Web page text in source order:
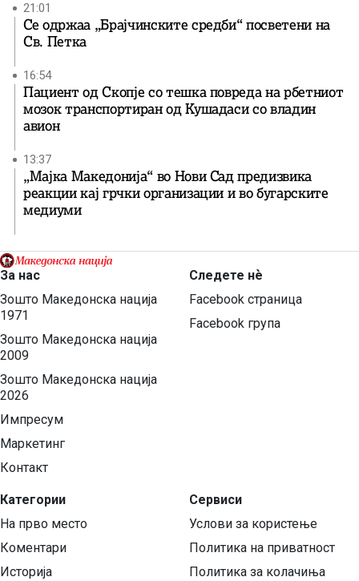
21:01
Се одржаа „Брајчинските средби“ посветени на
Св. Петка
16:54
Пациент од Скопје со тешка повреда на рбетниот
мозок транспортиран од Кушадаси со владин
авион
13:37
„Мајка Македонија“ во Нови Сад предизвика
реакции кај грчки организации и во бугарските
медиуми
За нас
Зошто Македонска нација
1971
Зошто Македонска нација
2009
Зошто Македонска нација
2026
Импресум
Маркетинг
Контакт
Категории
На прво место
Коментари
Историја
Следете нѐ
Facebook страница
Facebook група
Сервиси
Услови за користење
Политика на приватност
Политика за колачиња